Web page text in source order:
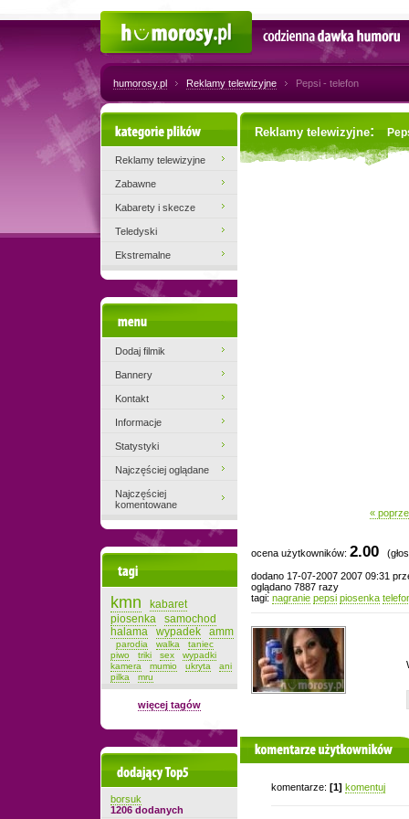
Codzienna dawka humoru
humorosy.pl Reklamy telewizyjne Pepsi - telefon
Reklamy telewizyjne:
«
ocena użytkowników: 2.00
dodano 17-07-2007 2007 09:31
oglądano 7887 razy
tagi: nagranie pepsi piosenka
komentarze użytkowników
komentarze: [1] komentuj
Kategorie plików
Reklamy telewizyjne
Zabawne
Kabarety i skecze
Teledyski
Ekstremalne
Dodaj filmik
Bannery
Kontakt
Informacje
Statystyki
Najczęściej oglądane
Najczęściej
komentowane
kmn
kabaret
piosenka
samochod
halama
wypadek amm
parodia walka
taniec
piwo
triki sex
wypadki
kamera
mumio ukryta
ani
pilka
mru
więcej tagów
Dodający top-5
borsuk
1206 dodanych